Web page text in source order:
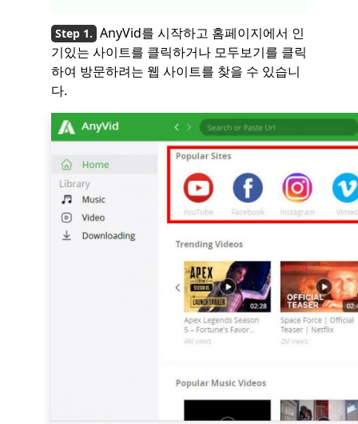
AnyVid를 시작하고 홈페이지에서 인
기있는 사이트를 클릭하거나 모두보기를 클릭
하여 방문하려는 웹 사이트를 찾을 수 있습니
다.